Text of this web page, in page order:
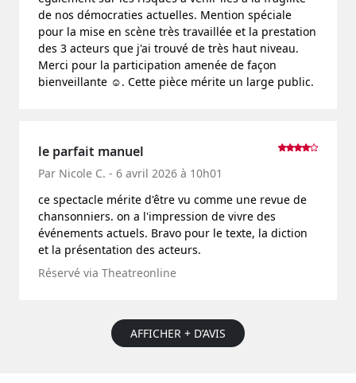
de nos démocraties actuelles. Mention spéciale
pour la mise en scène très travaillée et la prestation
des 3 acteurs que j'ai trouvé de très haut niveau.
Merci pour la participation amenée de façon
bienveillante ☺️. Cette pièce mérite un large public.
le parfait manuel
Par Nicole C. - 6 avril 2026 à 10h01
ce spectacle mérite d'être vu comme une revue de
chansonniers. on a l'impression de vivre des
événements actuels. Bravo pour le texte, la diction
et la présentation des acteurs.
Réservé via Theatreonline
AFFICHER + D’AVIS